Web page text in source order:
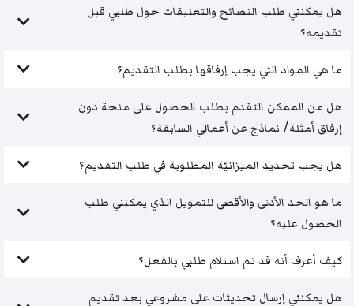
هل يمكنني طلب النصائح والتعليقات حول طلبي قبل
تقديمه؟
ما هي المواد التي يجب إرفاقها بطلب التقديم؟
هل من الممكن التقدم بطلب الحصول على منحة دون
إرفاق أمثلة/ نماذج عن أعمالي السابقة؟
هل يجب تحديد الميزانيّة المطلوبة في طلب التقديم؟
ما هو الحد الأدنى والأقصى للتمويل الذي يمكنني طلب
الحصول عليه؟
كيف أعرف أنه قد تم استلام طلبي بالفعل؟
هل يمكنني إرسال تحديثات على مشروعي بعد تقديم